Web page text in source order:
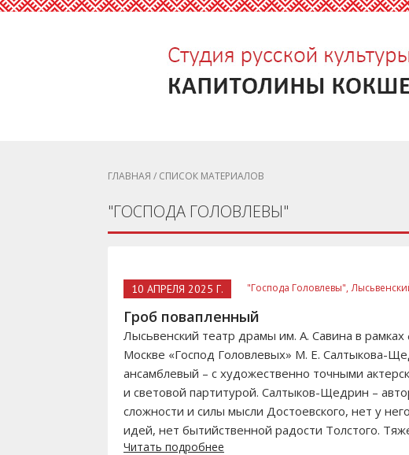
ГЛАВНАЯ / СПИСОК МАТЕРИАЛОВ
"ГОСПОДА ГОЛОВЛЕВЫ"
10 АПРЕЛЯ 2025 Г. "Господа Головлевы",
Гроб повапленный
Лысьвенский театр драмы им. А. Савина в рамках
Москве «Господ Головлевых» М. Е. Салтыкова-
ансамблевый – с художественно точными
и световой партитурой. Салтыков-Щедрин –
сложности и силы мысли Достоевского, нет у
идей, нет бытийственной радости Толстого.
Читать подробнее